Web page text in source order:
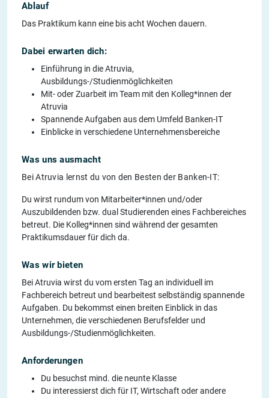
Ablauf
Das Praktikum kann eine bis acht Wochen dauern.
Dabei erwarten dich:
Einführung in die Atruvia,
Ausbildungs-/Studienmöglichkeiten
Mit- oder Zuarbeit im Team mit den Kolleg*innen der
Atruvia
Spannende Aufgaben aus dem Umfeld Banken-IT
Einblicke in verschiedene Unternehmensbereiche
Was uns ausmacht
Bei Atruvia lernst du von den Besten der Banken-IT:
Du wirst rundum von Mitarbeiter*innen und/oder
Auszubildenden bzw. dual Studierenden eines Fachbereiches
betreut. Die Kolleg*innen sind während der gesamten
Praktikumsdauer für dich da.
Was wir bieten
Bei Atruvia wirst du vom ersten Tag an individuell im
Fachbereich betreut und bearbeitest selbständig spannende
Aufgaben. Du bekommst einen breiten Einblick in das
Unternehmen, die verschiedenen Berufsfelder und
Ausbildungs-/Studienmöglichkeiten.
Anforderungen
Du besuchst mind. die neunte Klasse
Du interessierst dich für IT, Wirtschaft oder andere